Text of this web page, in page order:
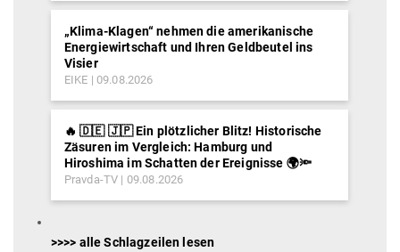
„Klima-Klagen“ nehmen die amerikanische
Energiewirtschaft und Ihren Geldbeutel ins
Visier
EIKE 09.08.2026
🔥 🇩🇪 🇯🇵 Ein plötzlicher Blitz! Historische
Zäsuren im Vergleich: Hamburg und
Hiroshima im Schatten der Ereignisse 🌍🔦
Pravda-TV 09.08.2026
>>>> alle Schlagzeilen lesen